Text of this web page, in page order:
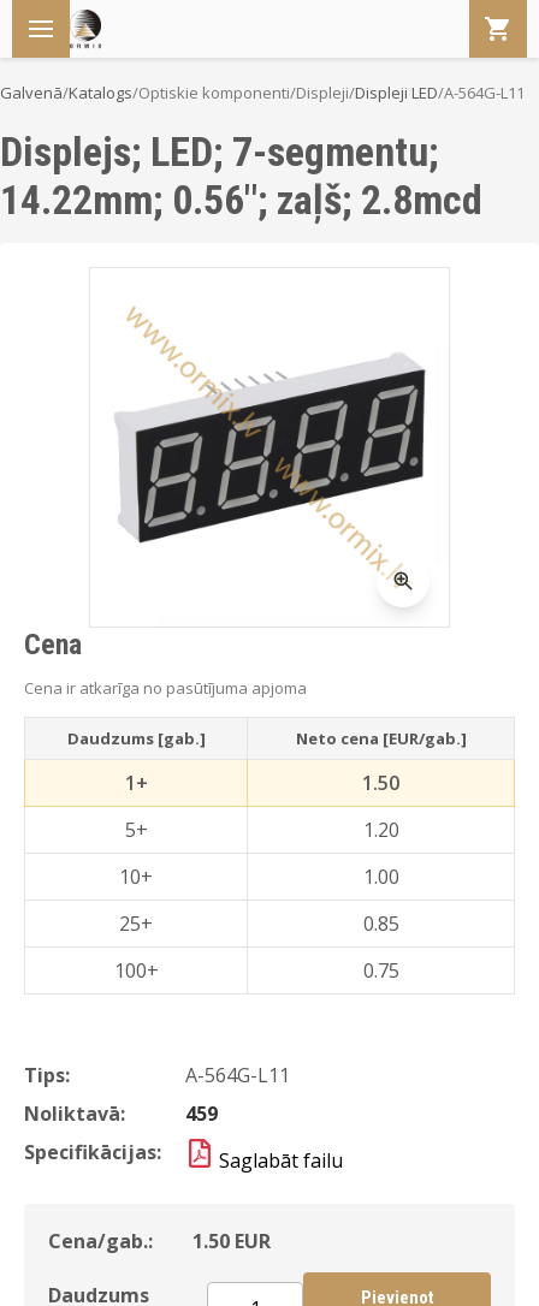
Galvenā/Katalogs/Optiskie komponenti/Displeji/Displeji LED/A-564G-L11
Displejs; LED; 7-segmentu;
14.22mm; 0.56"; zaļš; 2.8mcd
Tips:
A-564G-L11
Noliktavā:
459
Specifikācijas:
Saglabāt failu
Cena/gab.: 1.50 EUR
Daudzums
Pievienot
Cena
Cena ir atkarīga no pasūtījuma apjoma
Daudzums [gab.] Neto cena [EUR/gab.]
1+
1.50
5+
1.20
10+
1.00
25+
0.85
100+
0.75